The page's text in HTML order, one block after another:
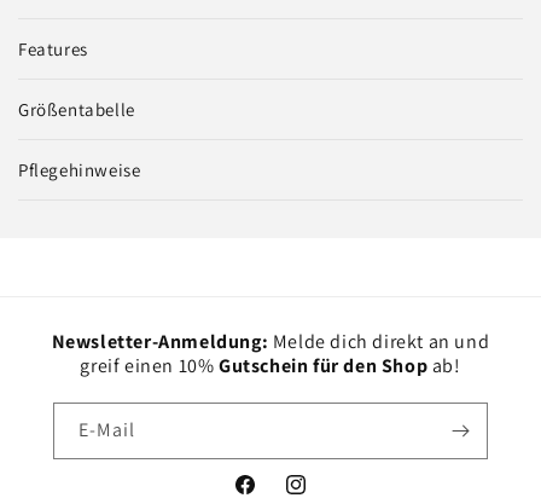
Features
Größentabelle
Pflegehinweise
Newsletter-Anmeldung: Melde dich direkt an und
greif einen 10%Gutschein für den Shop ab!
E-Mail